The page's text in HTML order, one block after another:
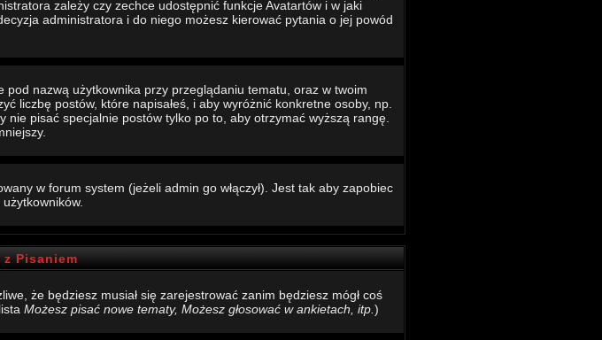
zależy czy zechce udostępnić funkcje Avatartów i w jaki
administratora i do niego możesz kierować pytania o jej powód
nazwą użytkownika przy przeglądaniu tematu, oraz w twoim
liczbę postów, które napisałeś, i aby wyróżnić konkretne osoby, np.
pisać specjalnie postów tylko po to, aby otrzymać wyższą rangę.
w forum system (jeżeli admin go włączył). Jest tak aby zapobiec
z Pisaniem
że będziesz musiał się zarejestrować zanim będziesz mógł coś
Możesz pisać nowe tematy, Możesz głosować w ankietach, itp. )